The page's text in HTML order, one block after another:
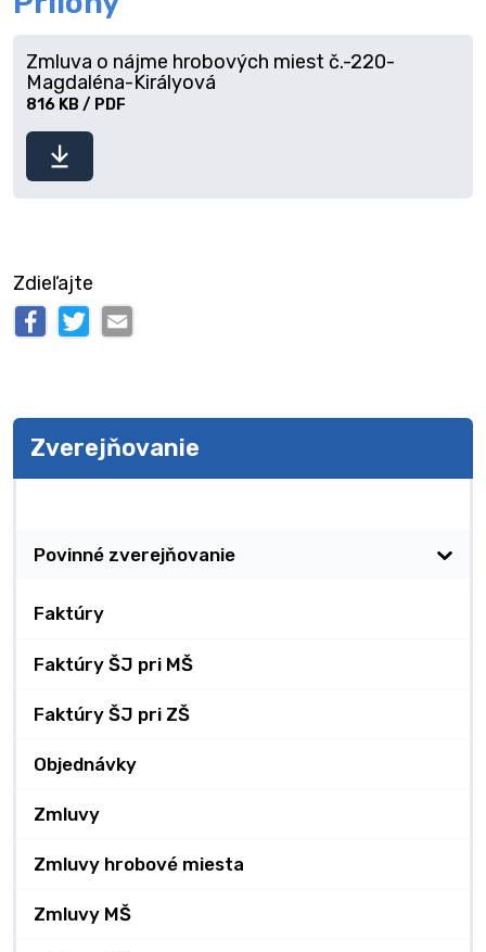
súbor
Zmluva o nájme hrobových miest č.-220-
Magdaléna-Királyová
816 KB / PDF
Zdieľajte
Zverejňovanie
Povinné zverejňovanie
Faktúry
Faktúry ŠJ pri MŠ
Faktúry ŠJ pri ZŠ
Objednávky
Zmluvy
Zmluvy hrobové miesta
Zmluvy MŠ